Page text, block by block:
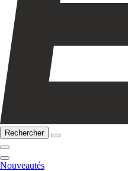
Rechercher
Nouveautés